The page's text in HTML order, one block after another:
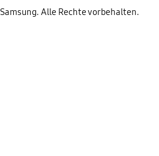
Alle Rechte vorbehalten.